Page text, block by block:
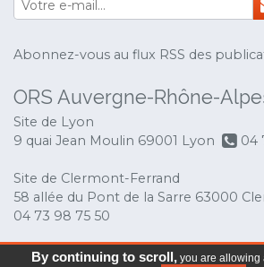
Abonnez-vous au flux RSS des
ORS Auvergne-Rhône-
Site de Lyon
9 quai Jean Moulin 69001 Lyon
04
Site de Clermont-Ferrand
58 allée du Pont de la Sarre 63000
04 73 98 75 50
© Copyright 2017 ORS Auvergne-
By continuing to scroll,you are allowing